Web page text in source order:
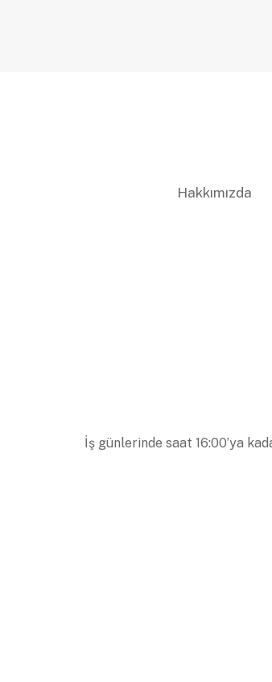
Hakkımızda
İş günlerinde saat 16:00’ya